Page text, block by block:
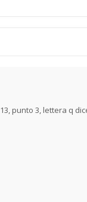
punto 3, lettera q